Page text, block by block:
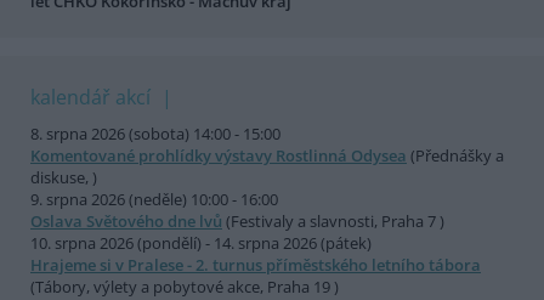
kalendář akcí
8. srpna 2026 (sobota) 14:00 - 15:00
Komentované prohlídky výstavy Rostlinná Odysea (Přednášky a
diskuse, )
9. srpna 2026 (neděle) 10:00 - 16:00
Oslava Světového dne lvů (Festivaly a slavnosti, Praha 7 )
10. srpna 2026 (pondělí) - 14. srpna 2026 (pátek)
Hrajeme si v Pralese - 2. turnus příměstského letního tábora
(Tábory, výlety a pobytové akce, Praha 19 )